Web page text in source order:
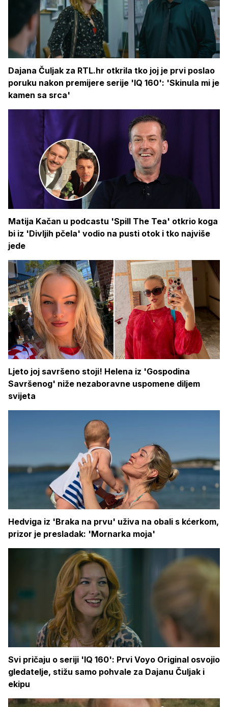
Dajana Čuljak za RTL.hr otkrila tko joj je prvi poslao
poruku nakon premijere serije 'IQ 160': 'Skinula mi je
kamen sa srca'
Matija Kačan u podcastu 'Spill The Tea' otkrio koga
bi iz 'Divljih pčela' vodio na pusti otok i tko najviše
jede
Ljeto joj savršeno stoji! Helena iz 'Gospodina
Savršenog' niže nezaboravne uspomene diljem
svijeta
Hedviga iz 'Braka na prvu' uživa na obali s kćerkom,
prizor je presladak: 'Mornarka moja'
Svi pričaju o seriji 'IQ 160': Prvi Voyo Original osvojio
gledatelje, stižu samo pohvale za Dajanu Čuljak i
ekipu